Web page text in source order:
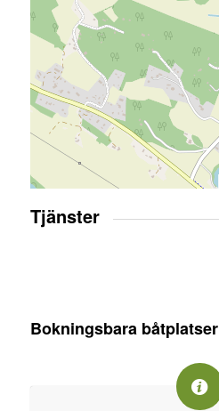
Tjänster
Bokningsbara båtplatser